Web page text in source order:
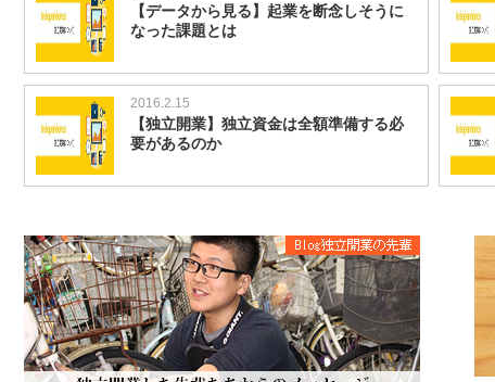
【データから見る】起業を断念しそうに
なった課題とは
2016.2.15
【独立開業】独立資金は全額準備する必
要があるのか